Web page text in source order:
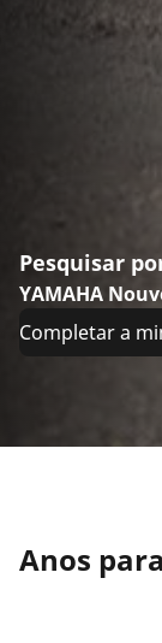
Pesquisar
YAMAHA
Completar a
Anos